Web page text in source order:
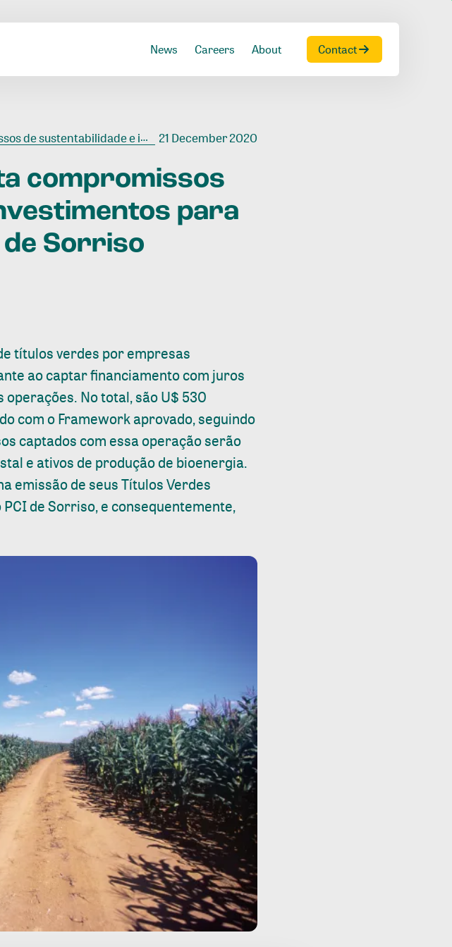
News Careers About Contact
para membros do Pacto PCI de Sorriso 21 December 2020
compromissos
para
de Sorriso
títulos verdes por empresas
ao captar financiamento com juros
No total, são U$ 530
com oFrameworkaprovado, seguindo
captados com essa operação serão
e ativos de produção de bioenergia.
emissão de seus Títulos Verdes
de Sorriso, e consequentemente,